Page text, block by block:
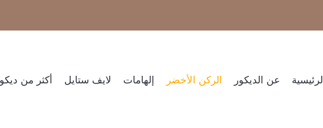
الرئيسية عن الديكور​ الركن الأخضر إلهامات لايف ستايل أكثر من